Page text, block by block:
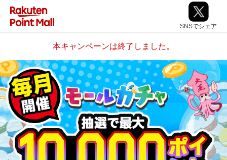
SNSでシェア
本キャンペーンは終了しました。